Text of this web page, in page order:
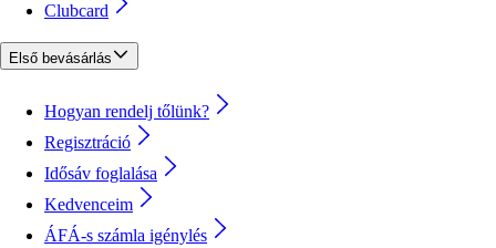
Clubcard
Első bevásárlás
Hogyan rendelj tőlünk?
Regisztráció
Idősáv foglalása
Kedvenceim
ÁFÁ-s számla igénylés